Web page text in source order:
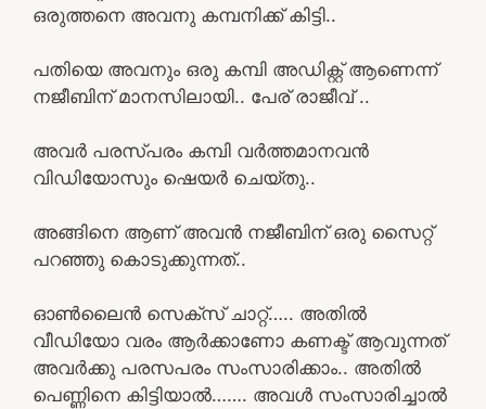
ഒരുത്തനെ അവനു കമ്പനിക്ക് കിട്ടി..
പതിയെ അവനും ഒരു കമ്പി അഡിക്റ്റ് ആണെന്ന്
നജീബിന് മാനസിലായി.. പേര് രാജീവ് ..
അവർ പരസ്പരം കമ്പി വർത്തമാനവൻ
വിഡിയോസും ഷെയർ ചെയ്തു..
അങ്ങിനെ ആണ് അവൻ നജീബിന് ഒരു സൈറ്റ്
പറഞ്ഞു കൊടുക്കുന്നത്..
ഓൺലൈൻ സെക്സ് ചാറ്റ്….. അതിൽ
വീഡിയോ വരം ആർക്കാണോ കണക്ട് ആവുന്നത്
അവർക്കു പരസപരം സംസാരിക്കാം.. അതിൽ
പെണ്ണിനെ കിട്ടിയാൽ……. അവൾ സംസാരിച്ചാൽ